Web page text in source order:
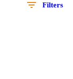
Filters